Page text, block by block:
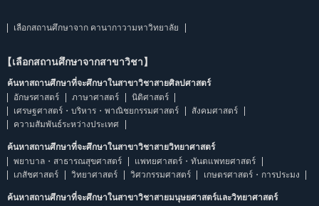
เลือกสถานศึกษาจาก คานากาวามหาวิทยาลัย
【เลือกสถานศึกษาจากสาขาวิชา】
ค้นหาสถานศึกษาที่จะศึกษาในสาขาวิชาสายศิลปศาสตร์
อักษรศาสตร์
ภาษาศาสตร์
นิติศาสตร์
เศรษฐศาสตร์・บริหาร・พาณิชยกรรมศาสตร์
สังคมศาสตร์
ความสัมพันธ์ระหว่างประเทศ
ค้นหาสถานศึกษาที่จะศึกษาในสาขาวิชาสายวิทยาศาสตร์
พยาบาล・สาธารณสุขศาสตร์
แพทยศาสตร์・ทันตแพทยศาสตร์
เภสัชศาสตร์
วิทยาศาสตร์ วิศวกรรมศาสตร์ เกษตรศาสตร์・การประมง
ค้นหาสถานศึกษาที่จะศึกษาในสาขาวิชาสายมนุษยศาสตร์และวิทยาศาสตร์